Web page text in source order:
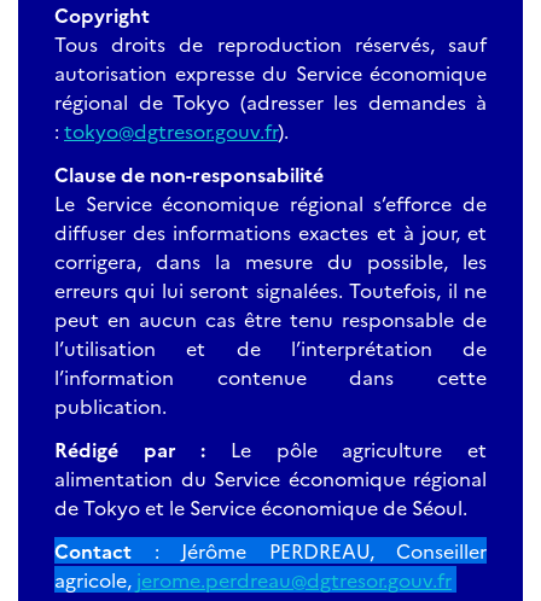
Copyright
Tous droits de reproduction réservés, sauf
autorisation expresse du Service économique
régional de Tokyo (adresser les demandes à
: tokyo@dgtresor.gouv.fr).
Clause de non-responsabilité
Le Service économique régional s’efforce de
diffuser des informations exactes et à jour, et
corrigera, dans la mesure du possible, les
erreurs qui lui seront signalées. Toutefois, il ne
peut en aucun cas être tenu responsable de
l’utilisation et de l’interprétation de
l’information contenue dans cette
publication.
Rédigé par : Le pôle agriculture et
alimentation du Service économique régional
de Tokyo et le Service économique de Séoul.
Contact : Jérôme PERDREAU, Conseiller
agricole, jerome.perdreau@dgtresor.gouv.fr